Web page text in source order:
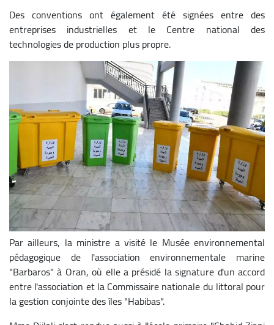
Des conventions ont également été signées entre des
entreprises industrielles et le Centre national des
technologies de production plus propre.
Par ailleurs, la ministre a visité le Musée environnemental
pédagogique de l'association environnementale marine
"Barbaros" à Oran, où elle a présidé la signature d'un accord
entre l'association et la Commissaire nationale du littoral pour
la gestion conjointe des îles "Habibas".